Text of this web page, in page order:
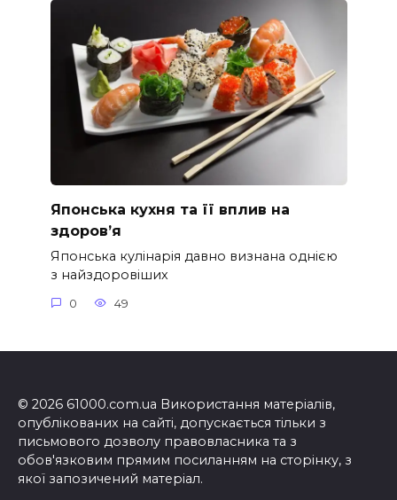
Японська кухня та її вплив на
здоров’я
Японська кулінарія давно визнана однією
з найздоровіших
0 49
© 2026 61000.com.ua Використання матеріалів,
опублікованих на сайті, допускається тільки з
письмового дозволу правовласника та з
обов'язковим прямим посиланням на сторінку, з
якої запозичений матеріал.